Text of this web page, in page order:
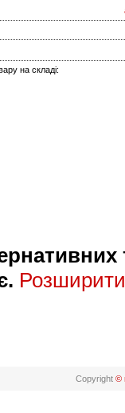
на складі:
Copyright ©